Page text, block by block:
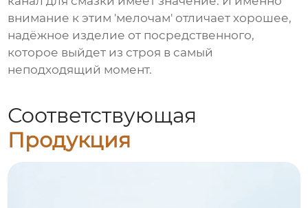
внимание к этим 'мелочам' отличает хорошее,
надёжное изделие от посредственного,
которое выйдет из строя в самый
неподходящий момент.
Соответствующая
Продукция